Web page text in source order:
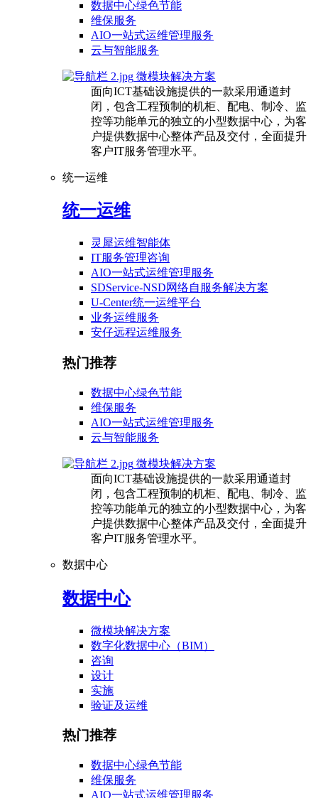
数据中心绿色节能
维保服务
AIO一站式运维管理服务
云与智能服务
微模块解决方案
面向ICT基础设施提供的一款采用通道封
闭，包含工程预制的机柜、配电、制冷、监
控等功能单元的独立的小型数据中心，为客
户提供数据中心整体产品及交付，全面提升
客户IT服务管理水平。
统一运维
统一运维
灵犀运维智能体
IT服务管理咨询
AIO一站式运维管理服务
SDService-NSD网络自服务解决方案
U-Center统一运维平台
业务运维服务
安仔远程运维服务
热门推荐
数据中心绿色节能
维保服务
AIO一站式运维管理服务
云与智能服务
微模块解决方案
面向ICT基础设施提供的一款采用通道封
闭，包含工程预制的机柜、配电、制冷、监
控等功能单元的独立的小型数据中心，为客
户提供数据中心整体产品及交付，全面提升
客户IT服务管理水平。
数据中心
数据中心
微模块解决方案
数字化数据中心（BIM）
咨询
设计
实施
验证及运维
热门推荐
数据中心绿色节能
维保服务
AIO一站式运维管理服务